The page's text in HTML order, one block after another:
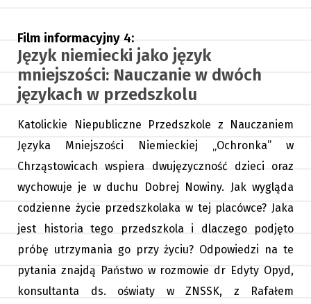
Film informacyjny 4:
Język niemiecki jako język
mniejszości: Nauczanie w dwóch
językach w przedszkolu
Katolickie Niepubliczne Przedszkole z Nauczaniem
Języka Mniejszości Niemieckiej „Ochronka” w
Chrząstowicach wspiera dwujęzyczność dzieci oraz
wychowuje je w duchu Dobrej Nowiny. Jak wygląda
codzienne życie przedszkolaka w tej placówce? Jaka
jest historia tego przedszkola i dlaczego podjęto
próbę utrzymania go przy życiu? Odpowiedzi na te
pytania znajdą Państwo w rozmowie dr Edyty Opyd,
konsultanta ds. oświaty w ZNSSK, z Rafałem